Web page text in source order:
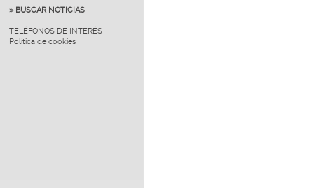
» BUSCAR NOTICIAS
TELÉFONOS DE INTERÉS
Política de cookies